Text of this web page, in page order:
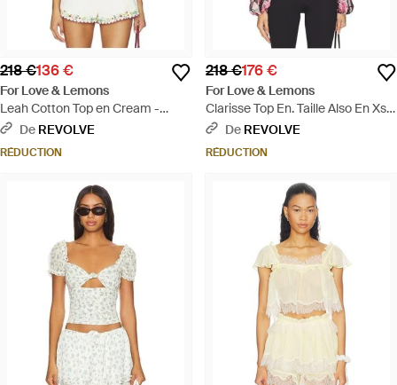
218 €136 €
For Love & Lemons
Leah Cotton Top en Cream -
Blanc
De REVOLVE
RÉDUCTION
218 €176 €
For Love & Lemons
Clarisse Top En. Taille Also En Xs -
NoirDe REVOLVE
RÉDUCTION